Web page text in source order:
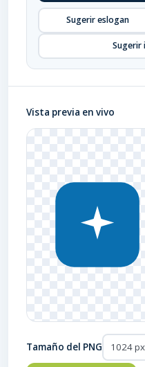
Sugerir eslogan
Sugerir
Vista previa en vivo
Tamaño del PNG